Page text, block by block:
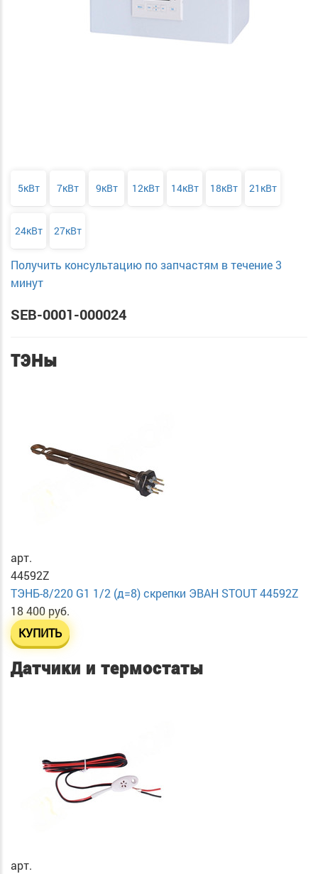
5кВт 7кВт 9кВт 12кВт 14кВт 18кВт 21кВт
24кВт 27кВт
Получить консультацию по запчастям в течение 3
минут
SEB-0001-000024
ТЭНы
арт.
44592Z
ТЭНБ-8/220 G1 1/2 (д=8) скрепки ЭВАН STOUT 44592Z
18 400 руб.
КУПИТЬ
Датчики и термостаты
арт.